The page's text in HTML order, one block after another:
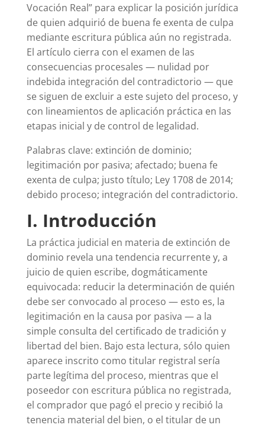
Vocación Real” para explicar la posición jurídica
de quien adquirió de buena fe exenta de culpa
mediante escritura pública aún no registrada.
El artículo cierra con el examen de las
consecuencias procesales — nulidad por
indebida integración del contradictorio — que
se siguen de excluir a este sujeto del proceso, y
con lineamientos de aplicación práctica en las
etapas inicial y de control de legalidad.
Palabras clave: extinción de dominio;
legitimación por pasiva; afectado; buena fe
exenta de culpa; justo título; Ley 1708 de 2014;
debido proceso; integración del contradictorio.
I. Introducción
La práctica judicial en materia de extinción de
dominio revela una tendencia recurrente y, a
juicio de quien escribe, dogmáticamente
equivocada: reducir la determinación de quién
debe ser convocado al proceso — esto es, la
legitimación en la causa por pasiva — a la
simple consulta del certificado de tradición y
libertad del bien. Bajo esta lectura, sólo quien
aparece inscrito como titular registral sería
parte legítima del proceso, mientras que el
poseedor con escritura pública no registrada,
el comprador que pagó el precio y recibió la
tenencia material del bien, o el titular de un